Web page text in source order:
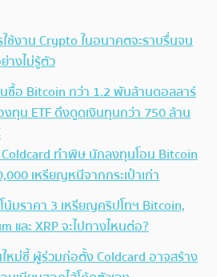
ช้งาน Crypto ในอนาคตจะราบรื่นจน
างไม่รู้ตัว
ซื้อ Bitcoin กว่า 1.2 พันล้านดอลลาร์
ทุน ETF ดึงดูดเงินทุนกว่า 750 ล้าน
ทำพิษ นักลงทุนโอน Bitcoin
เหรียญหนีจากกระเป๋าเก่า
น้มราคา 3 เหรียญคริปโทฯ Bitcoin,
และ XRP จะไปทางไหนต่อ?
หม่ชี้ ผู้ร่วมก่อตั้ง Coldcard อาจสร้าง